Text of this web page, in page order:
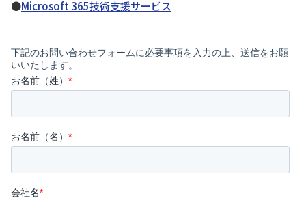
●Microsoft 365技術支援サービス